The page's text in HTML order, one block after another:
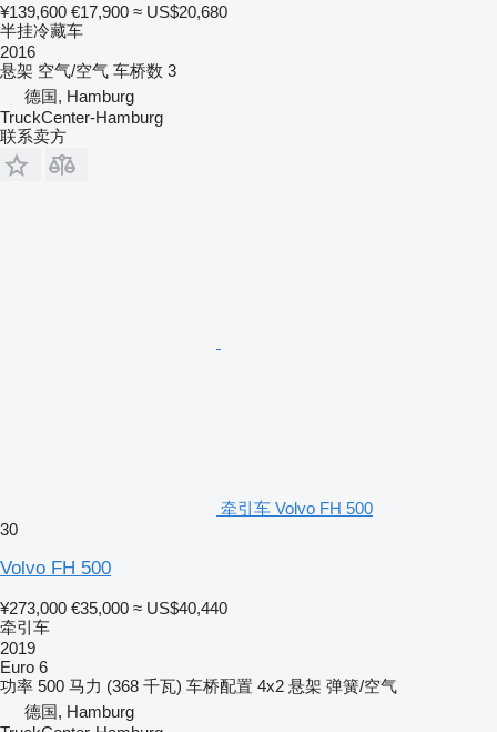
¥139,600 €17,900 ≈ US$20,680
半挂冷藏车
2016
悬架 空气/空气 车桥数 3
德国, Hamburg
TruckCenter-Hamburg
联系卖方
牵引车 Volvo FH 500
30
Volvo FH 500
¥273,000 €35,000 ≈ US$40,440
牵引车
2019
Euro 6
功率 500 马力 (368 千瓦) 车桥配置 4x2 悬架 弹簧/空气
德国, Hamburg